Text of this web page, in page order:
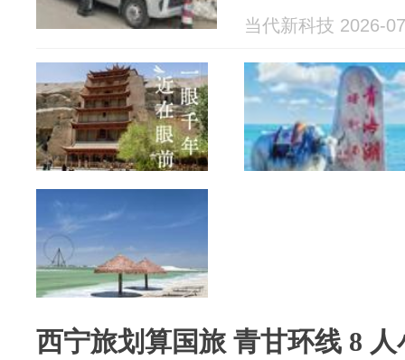
当代新科技 2026-
西宁旅划算国旅 青甘环线 8